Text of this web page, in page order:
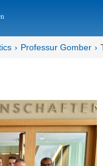
Professur Gomber